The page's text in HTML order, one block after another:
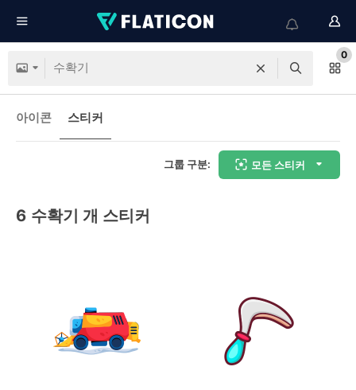
0
아이콘 스티커
그룹 구분: 모든 스티커
6 수확기 개 스티커